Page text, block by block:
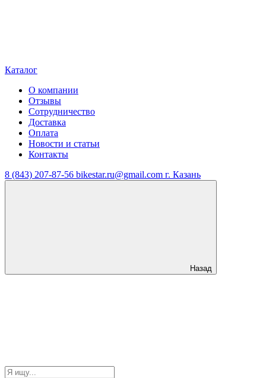
Каталог
О компании
Отзывы
Сотрудничество
Доставка
Оплата
Новости и статьи
Контакты
8 (843) 207-87-56 bikestar.ru@gmail.com г. Казань
Назад